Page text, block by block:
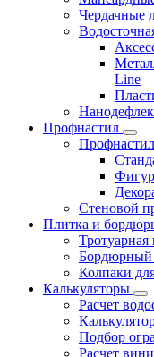
Чердачные
Line
Профнастил
Профнастил
Стеновой
Плитка и
Тротуарная
Бордюрный
Колпаки
Калькуляторы
Расчет
Подбор
Расчет